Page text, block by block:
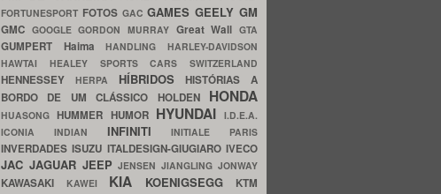
FORTUNESPORT FOTOS GACGAMESGEELYGM
GMC GOOGLEGORDON MURRAY Great WallGTA
GUMPERT HaimaHANDLINGHARLEY-DAVIDSON
HAWTAI HEALEY SPORTS CARS SWITZERLAND
HENNESSEY HERPA HÍBRIDOSHISTÓRIAS A
BORDO DE UM CLÁSSICO HOLDEN HONDA
HUASONGHUMMER HUMOR HYUNDAI I.D.E.A.
ICONIA INDIAN INFINITIINITIALE PARIS
INVERDADESISUZU ITALDESIGN-GIUGIAROIVECO
JAC JAGUAR JEEPJENSENJIANGLINGJONWAY
KAWASAKI KAWEI KIA KOENIGSEGG KTM